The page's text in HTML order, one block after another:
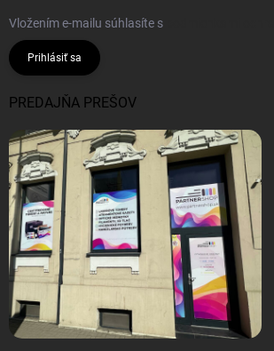
Vložením e-mailu súhlasíte s
Prihlásiť sa
PREDAJŇA PREŠOV